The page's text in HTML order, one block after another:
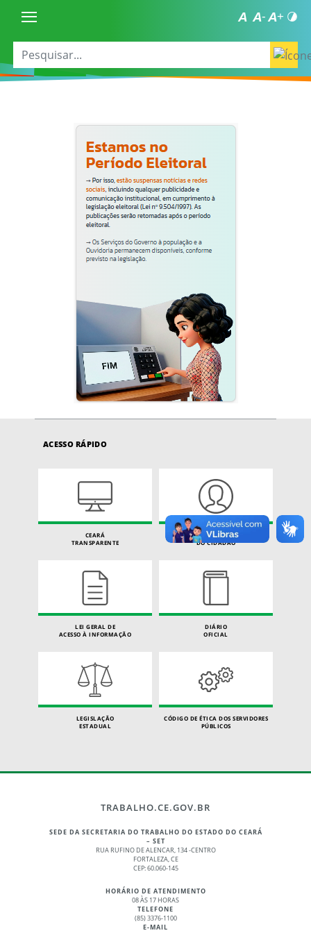
ACESSO RÁPIDO
CEARÁ
TRANSPARENTE
CARTA DE SERVIÇOS
DO CIDADÃO
LEI GERAL DE
ACESSO À INFORMAÇÃO
DIÁRIO
OFICIAL
LEGISLAÇÃO
ESTADUAL
CÓDIGO DE ÉTICA DOS SERVIDORES
PÚBLICOS
TRABALHO.CE.GOV.BR
SEDE DA SECRETARIA DO TRABALHO DO ESTADO DO CEARÁ
– SET
RUA RUFINO DE ALENCAR, 134 -CENTRO
FORTALEZA, CE
CEP: 60.060-145
HORÁRIO DE ATENDIMENTO
08 ÀS 17 HORAS
TELEFONE
(85) 3376-1100
E-MAIL